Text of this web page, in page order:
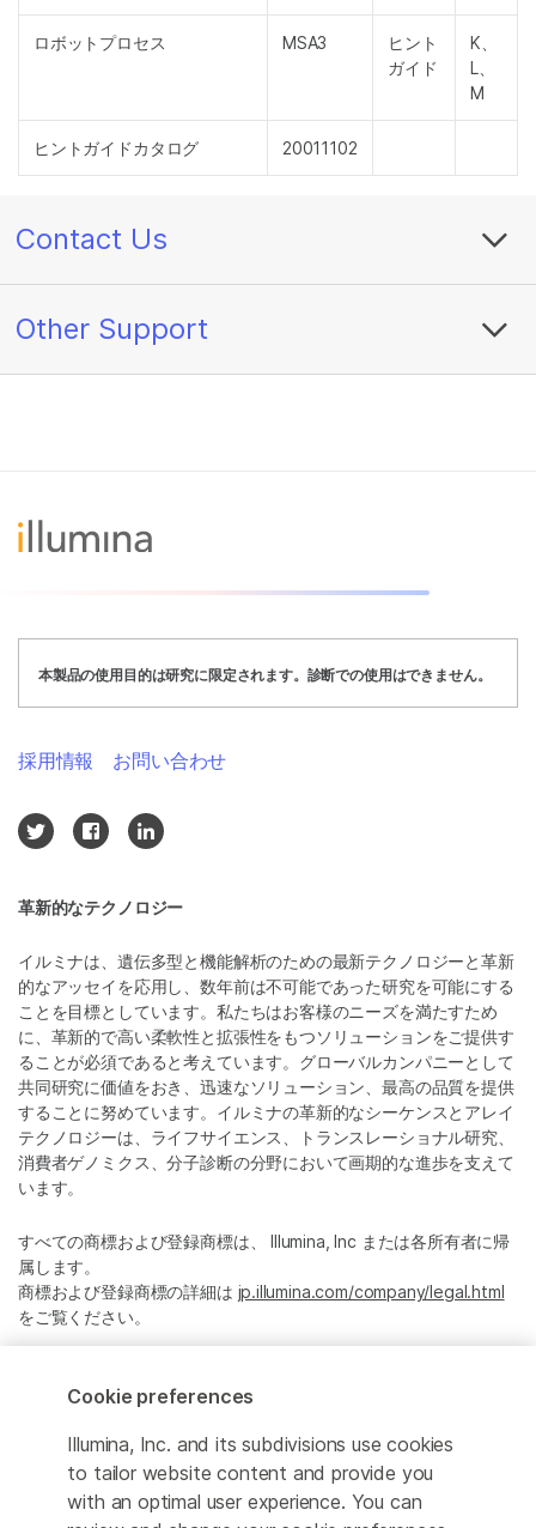
ロボットプロセス MSA3
ヒント
ガイド
K、
L、
M
ヒントガイドカタログ 20011102
Contact Us
Other Support
本製品の使用目的は研究に限定されます。診断での使用はできません。
革新的なテクノロジー
イルミナは、遺伝多型と機能解析のための最新テクノロジーと革新
的なアッセイを応用し、数年前は不可能であった研究を可能にする
ことを目標としています。私たちはお客様のニーズを満たすため
に、革新的で高い柔軟性と拡張性をもつソリューションをご提供す
ることが必須であると考えています。グローバルカンパニーとして
共同研究に価値をおき、迅速なソリューション、最高の品質を提供
することに努めています。イルミナの革新的なシーケンスとアレイ
テクノロジーは、ライフサイエンス、トランスレーショナル研究、
消費者ゲノミクス、分子診断の分野において画期的な進歩を支えて
います。
すべての商標および登録商標は、 Illumina, Inc または各所有者に帰
属します。
商標および登録商標の詳細は jp.illumina.com/company/legal.html
をご覧ください。
Cookie Management Center
プライバシーポリシ
採用情報 お問い合わせ
Cookie preferences
Illumina, Inc. and its subdivisions use cookies
to tailor website content and provide you
with an optimal user experience. You can